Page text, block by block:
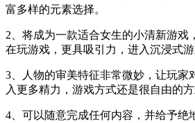
富多样的元素选择。
2、将成为一款适合女生的小清新游戏
在玩游戏，更具吸引力，进入沉浸式游
3、人物的审美特征非常微妙，让玩家
入更多精力，游戏方式还是很自由的
4、可以随意完成任何内容，并给予绝